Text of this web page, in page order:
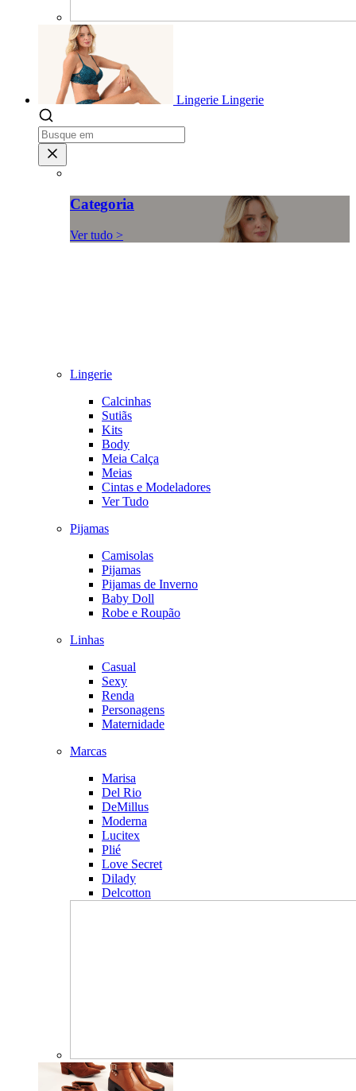
Lingerie Lingerie
Categoria
Ver tudo >
Lingerie
Calcinhas
Sutiãs
Kits
Body
Meia Calça
Meias
Cintas e Modeladores
Ver Tudo
Pijamas
Camisolas
Pijamas
Pijamas de Inverno
Baby Doll
Robe e Roupão
Linhas
Casual
Sexy
Renda
Personagens
Maternidade
Marcas
Marisa
Del Rio
DeMillus
Moderna
Lucitex
Plié
Love Secret
Dilady
Delcotton